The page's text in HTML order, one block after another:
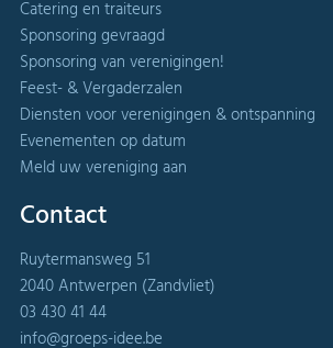
Catering en traiteurs
Sponsoring gevraagd
Sponsoring van verenigingen!
Feest- & Vergaderzalen
Diensten voor verenigingen & ontspanning
Evenementen op datum
Meld uw vereniging aan
Contact
Ruytermansweg 51
2040 Antwerpen (Zandvliet)
03 430 41 44
info@groeps-idee.be